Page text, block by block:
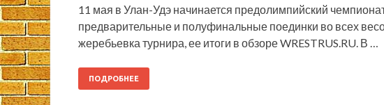
11 мая в Улан-Удэ начинается предолимпийский
предварительные и полуфинальные поединки во всех
жеребьевка турнира, ее итоги в обзоре WRESTRUS.RU. В …
ПОДРОБНЕЕ